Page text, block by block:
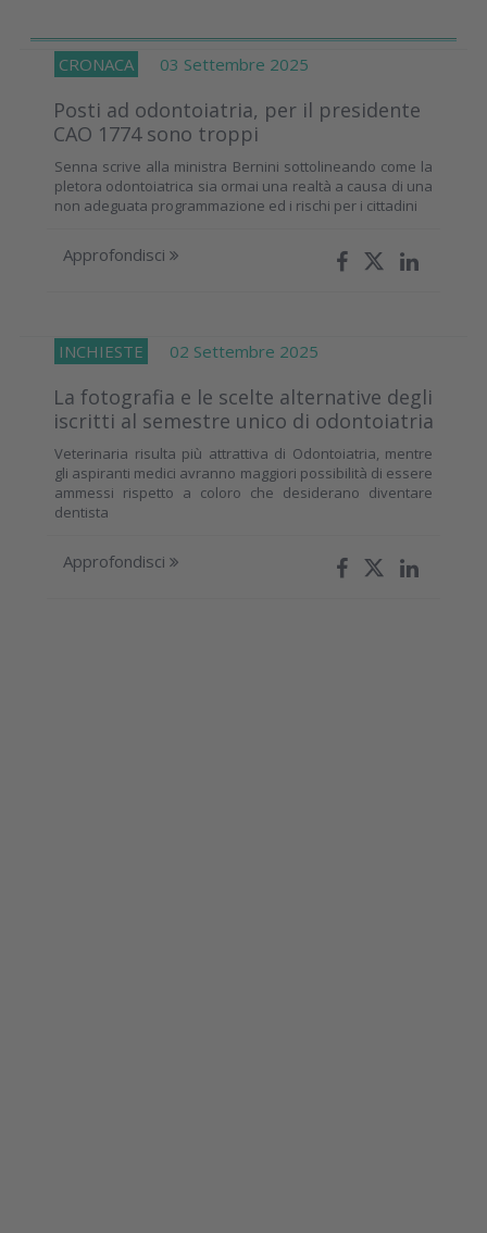
CRONACA 03 Settembre 2025
Posti ad odontoiatria, per il presidente
CAO 1774 sono troppi
Senna scrive alla ministra Bernini sottolineando come la
pletora odontoiatrica sia ormai una realtà a causa di una
non adeguata programmazione ed i rischi per i cittadini
Approfondisci
INCHIESTE 02 Settembre 2025
La fotografia e le scelte alternative degli
iscritti al semestre unico di odontoiatria
Veterinaria risulta più attrattiva di Odontoiatria, mentre
gli aspiranti medici avranno maggiori possibilità di essere
ammessi rispetto a coloro che desiderano diventare
dentista
Approfondisci